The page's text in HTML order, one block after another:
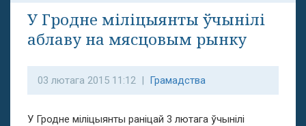
У Гродне міліцыянты ўчынілі
аблаву на мясцовым рынку
03 лютага 2015 11:12 | Грамадства
У Гродне міліцыянты раніцай 3 лютага ўчынілі